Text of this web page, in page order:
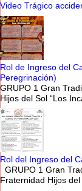
Video Trágico
Rol de Ingreso del
Peregrinación)
GRUPO 1 Gran
Hijos del
Rol del Ingreso del
GRUPO 1 Gran
Fraternidad